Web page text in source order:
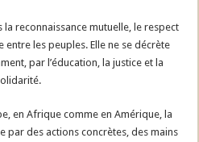
reconnaissance mutuelle, le respect
les peuples. Elle ne se décrète
par l’éducation, la justice et la
en Afrique comme en Amérique, la
par des actions concrètes, des mains